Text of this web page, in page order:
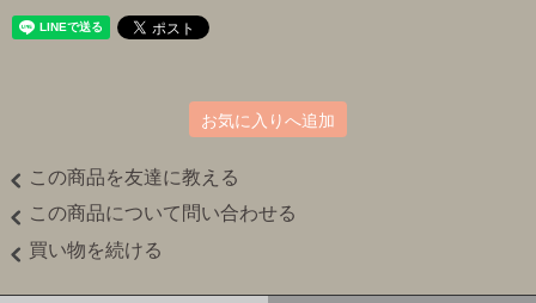
お気に入りへ追加
この商品を友達に教える
この商品について問い合わせる
買い物を続ける